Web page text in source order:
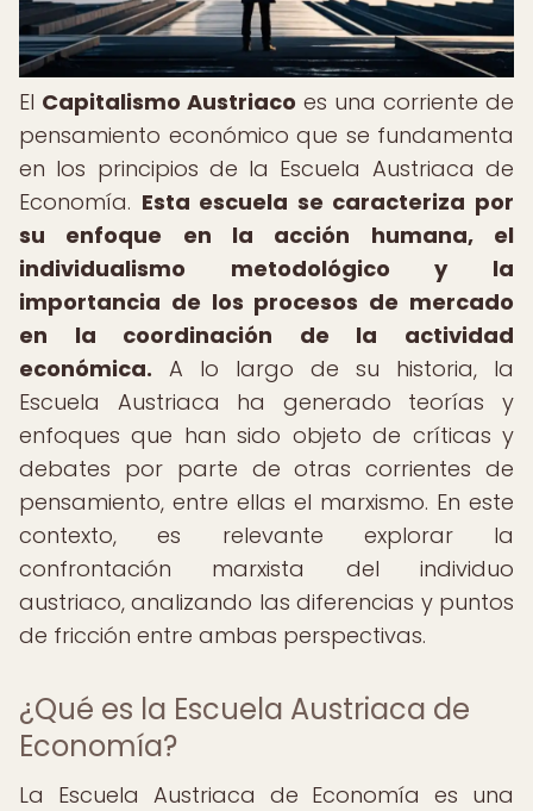
El Capitalismo Austriaco es una corriente de
pensamiento económico que se fundamenta
en los principios de la Escuela Austriaca de
Economía. Esta escuela se caracteriza por
su enfoque en la acción humana, el
individualismo metodológico y la
importancia de los procesos de mercado
en la coordinación de la actividad
económica. A lo largo de su historia, la
Escuela Austriaca ha generado teorías y
enfoques que han sido objeto de críticas y
debates por parte de otras corrientes de
pensamiento, entre ellas el marxismo. En este
contexto, es relevante explorar la
confrontación marxista del individuo
austriaco, analizando las diferencias y puntos
de fricción entre ambas perspectivas.
¿Qué es la Escuela Austriaca de
Economía?
La Escuela Austriaca de Economía es una